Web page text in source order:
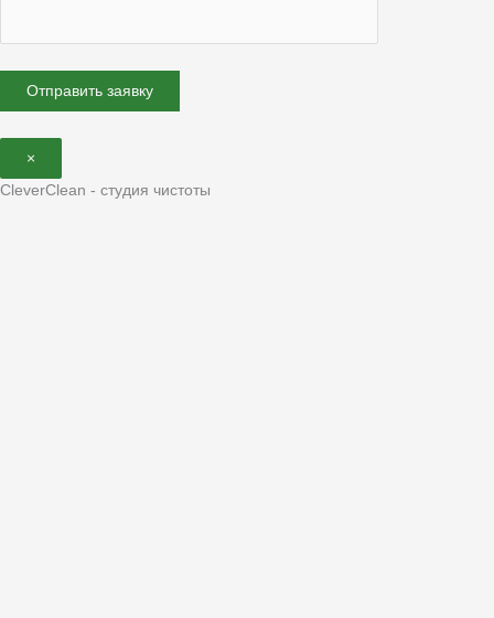
×
CleverClean - студия чистоты